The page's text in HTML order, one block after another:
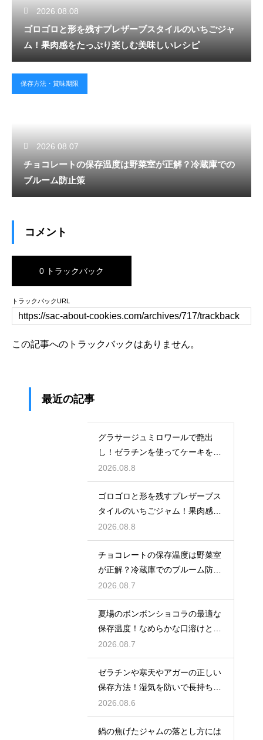
2026.08.08
ゴロゴロと形を残すプレザーブスタイルのいちごジャ
ム！果肉感をたっぷり楽しむ美味しいレシピ
保存方法・賞味期限
2026.08.07
チョコレートの保存温度は野菜室が正解？冷蔵庫での
ブルーム防止策
コメント
0 トラックバック
トラックバックURL
この記事へのトラックバックはありません。
最近の記事
グラサージュミロワールで艶出
し！ゼラチンを使ってケーキを美
しく飾る
2026.08.8
ゴロゴロと形を残すプレザーブス
タイルのいちごジャム！果肉感を
たっぷり楽しむ美味しいレシピ
2026.08.8
チョコレートの保存温度は野菜室
が正解？冷蔵庫でのブルーム防止
策
2026.08.7
夏場のボンボンショコラの最適な
保存温度！なめらかな口溶けと美
しいツヤを保つための管理方法
2026.08.7
ゼラチンや寒天やアガーの正しい
保存方法！湿気を防いで長持ちさ
せるコツ
2026.08.6
鍋の焦げたジャムの落とし方には